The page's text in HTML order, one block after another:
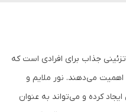
جذاب برای افرادی است که
اهمیت می‌دهند. نور ملایم و
کرده و می‌تواند به عنوان